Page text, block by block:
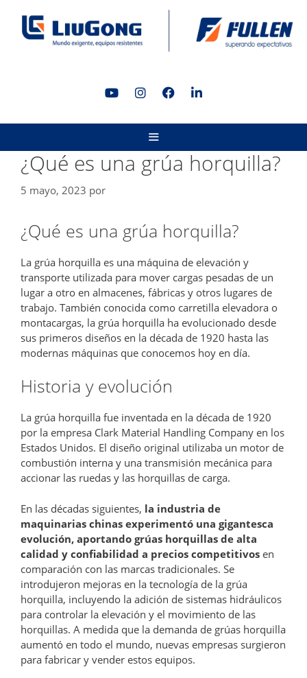
contenido
¿Qué es una grúa horquilla?
5 mayo, 2023 por
¿Qué es una grúa horquilla?
La grúa horquilla es una máquina de elevación y
transporte utilizada para mover cargas pesadas de un
lugar a otro en almacenes, fábricas y otros lugares de
trabajo. También conocida como carretilla elevadora o
montacargas, la grúa horquilla ha evolucionado desde
sus primeros diseños en la década de 1920 hasta las
modernas máquinas que conocemos hoy en día.
Historia y evolución
La grúa horquilla fue inventada en la década de 1920
por la empresa Clark Material Handling Company en los
Estados Unidos. El diseño original utilizaba un motor de
combustión interna y una transmisión mecánica para
accionar las ruedas y las horquillas de carga.
En las décadas siguientes, la industria de
maquinarias chinas experimentó una gigantesca
evolución, aportando grúas horquillas de alta
calidad y confiabilidad a precios competitivos en
comparación con las marcas tradicionales. Se
introdujeron mejoras en la tecnología de la grúa
horquilla, incluyendo la adición de sistemas hidráulicos
para controlar la elevación y el movimiento de las
horquillas. A medida que la demanda de grúas horquilla
aumentó en todo el mundo, nuevas empresas surgieron
para fabricar y vender estos equipos.